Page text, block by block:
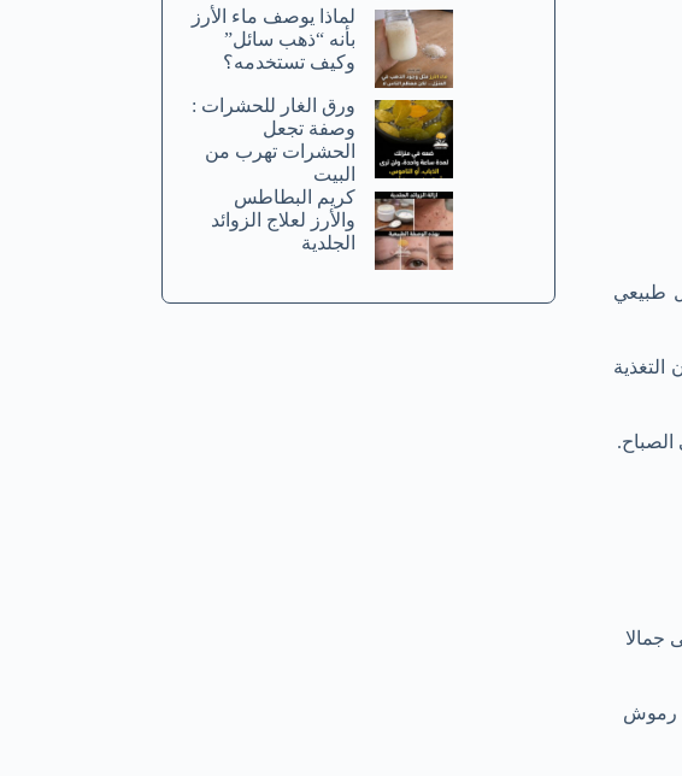
طبيعي
جمالا
رموش
لماذا يوصف ماء الأرز
بأنه “ذهب سائل”
وكيف تستخدمه؟
ورق الغار للحشرات :
وصفة تجعل
الحشرات تهرب من
البيت
كريم البطاطس
والأرز لعلاج الزوائد
الجلدية